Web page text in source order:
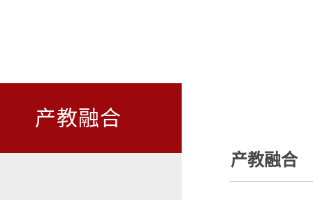
产教融合
产教融合